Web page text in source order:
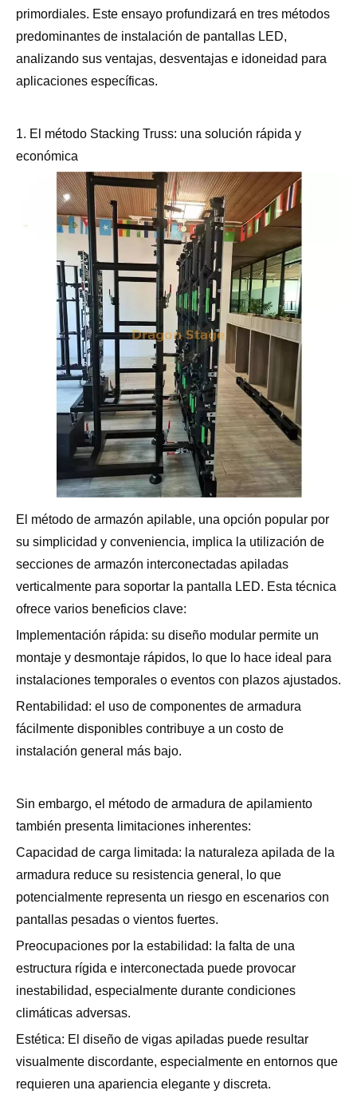
primordiales. Este ensayo profundizará en tres métodos
predominantes de instalación de pantallas LED,
analizando sus ventajas, desventajas e idoneidad para
aplicaciones específicas.
1. El método Stacking Truss: una solución rápida y
económica
El método de armazón apilable, una opción popular por
su simplicidad y conveniencia, implica la utilización de
secciones de armazón interconectadas apiladas
verticalmente para soportar la pantalla LED. Esta técnica
ofrece varios beneficios clave:
Implementación rápida: su diseño modular permite un
montaje y desmontaje rápidos, lo que lo hace ideal para
instalaciones temporales o eventos con plazos ajustados.
Rentabilidad: el uso de componentes de armadura
fácilmente disponibles contribuye a un costo de
instalación general más bajo.
Sin embargo, el método de armadura de apilamiento
también presenta limitaciones inherentes:
Capacidad de carga limitada: la naturaleza apilada de la
armadura reduce su resistencia general, lo que
potencialmente representa un riesgo en escenarios con
pantallas pesadas o vientos fuertes.
Preocupaciones por la estabilidad: la falta de una
estructura rígida e interconectada puede provocar
inestabilidad, especialmente durante condiciones
climáticas adversas.
Estética: El diseño de vigas apiladas puede resultar
visualmente discordante, especialmente en entornos que
requieren una apariencia elegante y discreta.